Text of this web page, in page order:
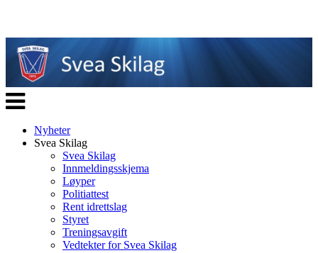
Veksle
navigasjon
Nyheter
Svea Skilag
Svea Skilag
Innmeldingsskjema
Løyper
Politiattest
Rent idrettslag
Styret
Treningsavgift
Vedtekter for Svea Skilag